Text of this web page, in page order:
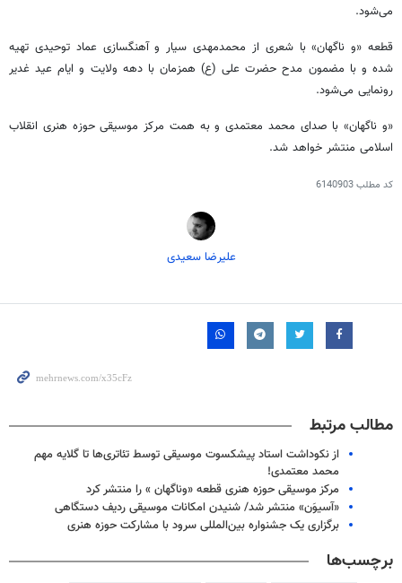
می‌شود.
قطعه «و ناگهان» با شعری از محمدمهدی سیار و آهنگسازی عماد توحیدی تهیه
شده و با مضمون مدح حضرت علی (ع) همزمان با دهه ولایت و ایام عید غدیر
رونمایی می‌شود.
«و ناگهان» با صدای محمد معتمدی و به همت مرکز موسیقی حوزه هنری انقلاب
اسلامی منتشر خواهد شد.
کد مطلب6140903
علیرضا سعیدی
مطالب مرتبط
از نکوداشت استاد پیشکسوت موسیقی توسط تئاتری‌ها تا گلایه مهم
محمد معتمدی!
مرکز موسیقی حوزه هنری قطعه «وناگهان » را منتشر کرد
«آسیوَن» منتشر شد/ شنیدن امکانات موسیقی ردیف دستگاهی
برگزاری یک جشنواره بین‌المللی سرود با مشارکت حوزه هنری
برچسب‌ها